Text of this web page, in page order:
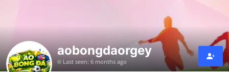
My Lab
News
aobongdaorgey
Last seen: 6 months ago